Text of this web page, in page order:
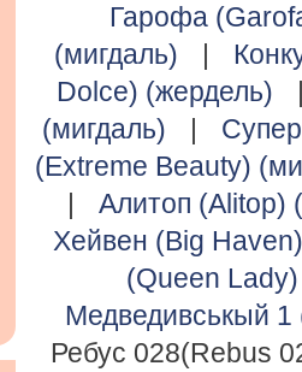
Гарофа
(мигдаль)
|
Dolce) (жердель)
(мигдаль)
|
(Extreme Beauty)
|
Алитоп (Alitop)
Хейвен (Big
(Queen
Медведивськый 1
Ребус 028(Rebus